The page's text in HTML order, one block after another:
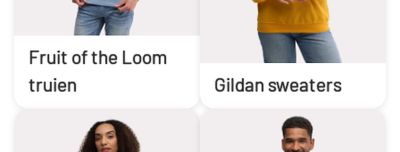
Fruit of the Loom
truien
Gildan sweaters